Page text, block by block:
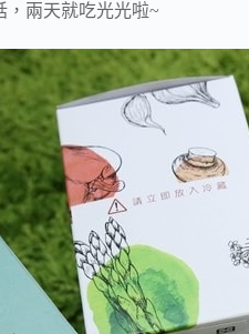
，兩天就吃光光啦~